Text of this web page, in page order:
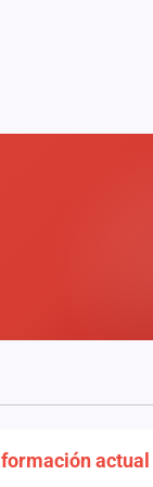
formación actual